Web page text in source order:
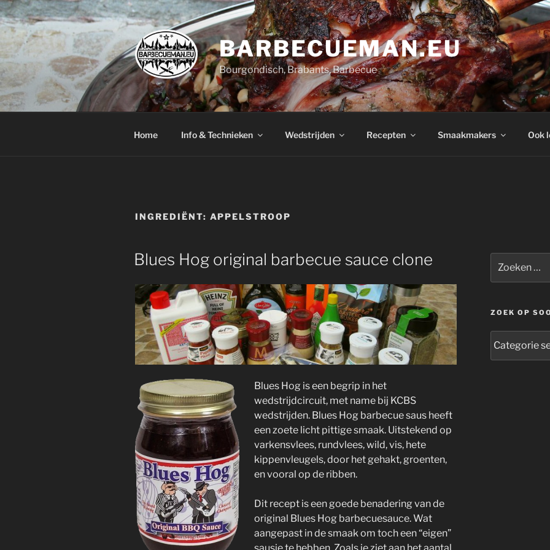
Ga
naar
de
inhoud
BARBECUEMAN.EU
Bourgondisch, Brabants, Barbecue
Home Info & Technieken Wedstrijden Recepten Smaakmakers Ook
INGREDIËNT: APPELSTROOP
Blues Hog original barbecue sauce clone
Blues Hog is een begrip in het
wedstrijdcircuit, met name bij KCBS
wedstrijden. Blues Hog barbecue saus heeft
een zoete licht pittige smaak. Uitstekend op
varkensvlees, rundvlees, wild, vis, hete
kippenvleugels, door het gehakt, groenten,
en vooral op de ribben.
Dit recept is een goede benadering van de
original Blues Hog barbecuesauce. Wat
aangepast in de smaak om toch een “eigen”
naar:
ZOEK OP
op
soort